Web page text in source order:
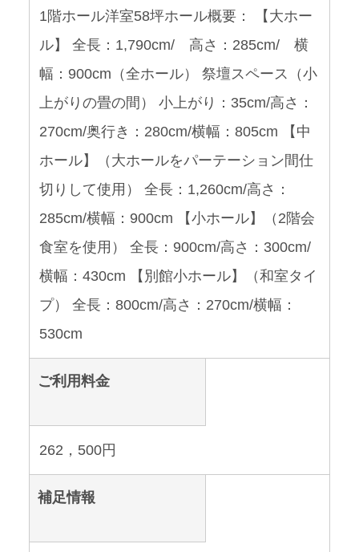
1階ホール洋室58坪ホール概要： 【大ホー
ル】 全長：1,790cm/ 高さ：285cm/ 横
幅：900cm（全ホール） 祭壇スペース（小
上がりの畳の間） 小上がり：35cm/高さ：
270cm/奥行き：280cm/横幅：805cm 【中
ホール】（大ホールをパーテーション間仕
切りして使用） 全長：1,260cm/高さ：
285cm/横幅：900cm 【小ホール】（2階会
食室を使用） 全長：900cm/高さ：300cm/
横幅：430cm 【別館小ホール】（和室タイ
プ） 全長：800cm/高さ：270cm/横幅：
530cm
ご利用料金
262，500円
補足情報